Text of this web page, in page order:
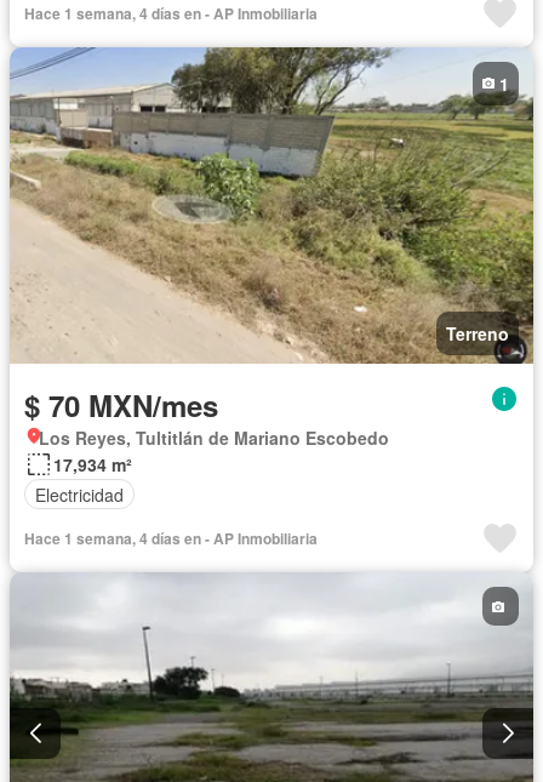
Hace 1 semana, 4 días en - AP Inmobiliaria
Terreno
1
$ 70 MXN/mes
Los Reyes, Tultitlán de Mariano Escobedo
17,934 m²
Electricidad
Hace 1 semana, 4 días en - AP Inmobiliaria